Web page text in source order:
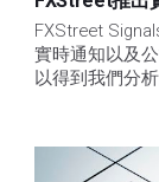
FXStreet
實時通知以及
以得到我們分